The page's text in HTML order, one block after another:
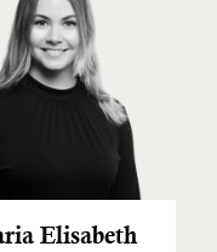
Elisabeth